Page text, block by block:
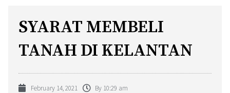
SYARAT MEMBELI
TANAH DI KELANTAN
February 14, 2021 By 10:29 am